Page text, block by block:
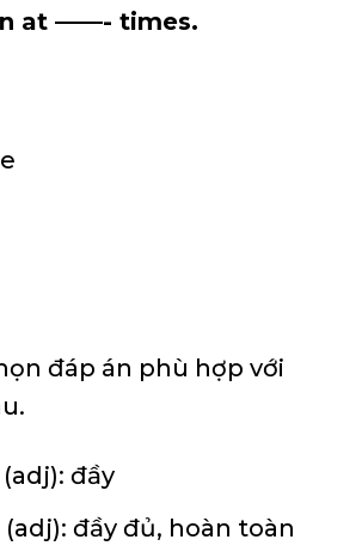
at ——- times.
đáp án phù hợp với
đầy
đầy đủ, hoàn toàn